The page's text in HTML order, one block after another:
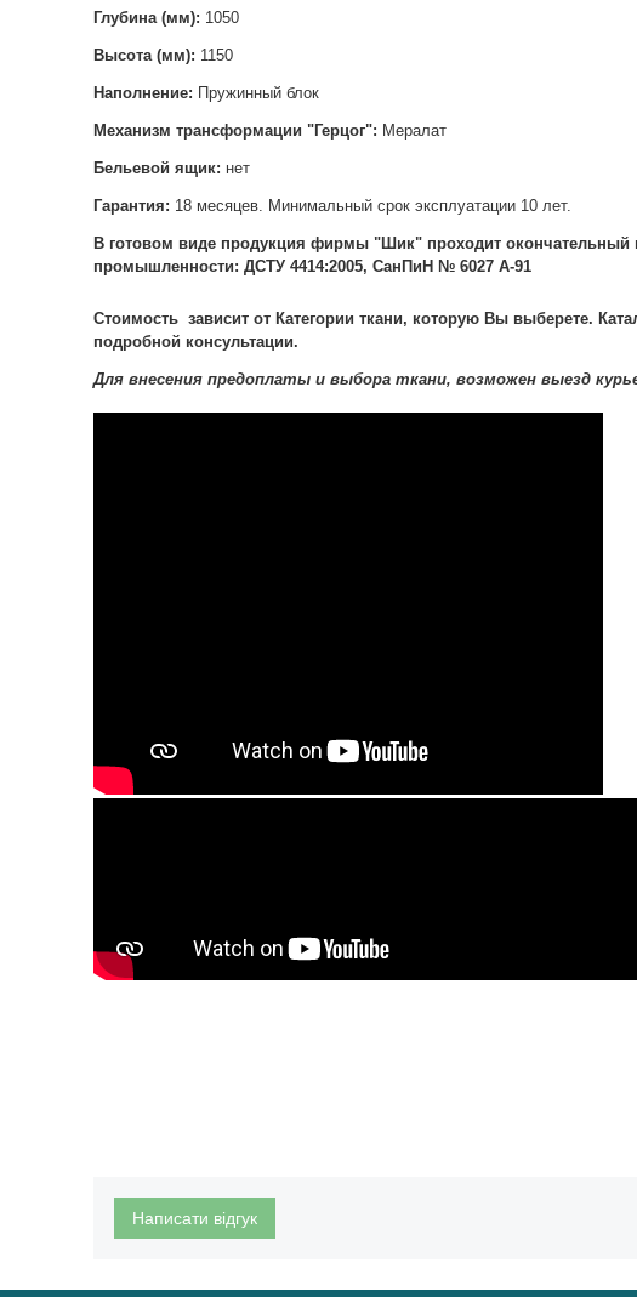
Глубина (мм): 1050
Высота (мм): 1150
Наполнение: Пружинный блок
Механизм трансформации "Герцог": Мералат
Бельевой ящик: нет
Гарантия: 18 месяцев. Минимальный срок эксплуатации 10 лет.
В готовом виде продукция фирмы "Шик" проходит окончательный
промышленности: ДСТУ 4414:2005, СанПиН № 6027 А-91
Стоимость зависит от Категории ткани, которую Вы выберете.
подробной консультации.
Для внесения предоплаты и выбора ткани, возможен выезд
Написати відгук